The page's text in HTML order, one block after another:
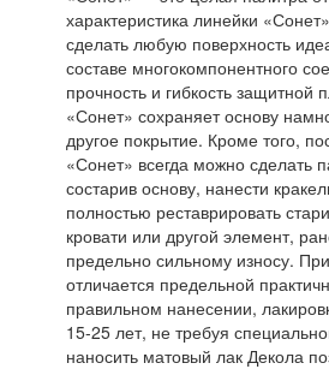
характеристика линейки
сделать любую поверхность
составе многокомпонентного
прочность и гибкость защитной
«Сонет» сохраняет основу
другое покрытие. Кроме того,
«Сонет» всегда можно сделать
состарив основу, нанести
полностью реставрировать
кровати или другой элемент,
предельно сильному износу.
отличается предельной
правильном нанесении,
15-25 лет, не требуя
наносить матовый лак Декола